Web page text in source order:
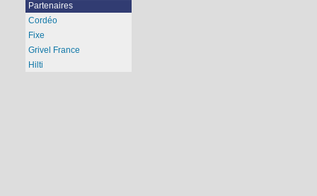
Partenaires
Cordéo
Fixe
Grivel France
Hilti